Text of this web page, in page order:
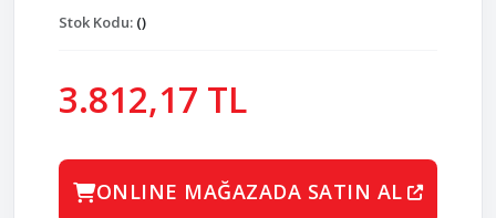
Stok Kodu: ()
3.812,17 TL
ONLINE MAĞAZADA SATIN AL